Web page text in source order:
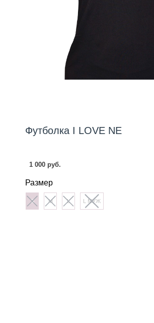
Футболка I LOVE NE
1 000 руб.
Размер
S M L L МУЖ